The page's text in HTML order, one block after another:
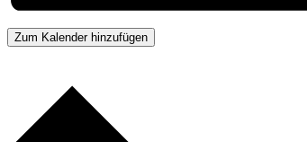
Zum Kalender hinzufügen